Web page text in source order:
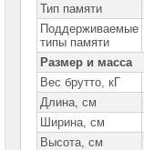
Компоненты
компьютеров
Платформы
малого
размера
Материнские
платы
Тип памяти
Поддерживаемые
типы памяти
Размер и масса
Вес брутто, кГ
Длина, см
Ширина, см
Высота, см